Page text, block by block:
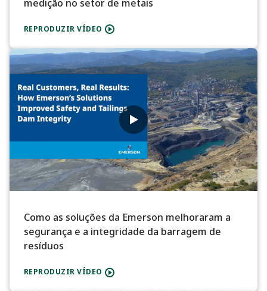
medição no setor de metais
REPRODUZIR VÍDEO
Como as soluções da Emerson melhoraram a
segurança e a integridade da barragem de
resíduos
REPRODUZIR VÍDEO